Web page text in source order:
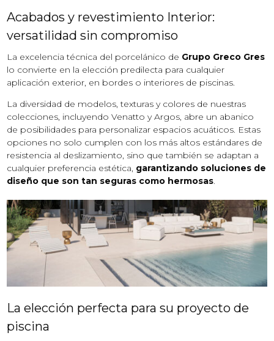
Acabados y revestimiento Interior:
versatilidad sin compromiso
La excelencia técnica del porcelánico de Grupo Greco Gres
lo convierte en la elección predilecta para cualquier
aplicación exterior, en bordes o interiores de piscinas.
La diversidad de modelos, texturas y colores de nuestras
colecciones, incluyendo Venatto y Argos, abre un abanico
de posibilidades para personalizar espacios acuáticos. Estas
opciones no solo cumplen con los más altos estándares de
resistencia al deslizamiento, sino que también se adaptan a
cualquier preferencia estética, garantizando soluciones de
diseño que son tan seguras como hermosas.
La elección perfecta para su proyecto de
piscina